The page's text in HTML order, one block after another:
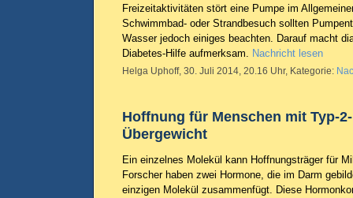
Freizeitaktivitäten stört eine Pumpe im
Schwimmbad- oder Strandbesuch sollten
Wasser jedoch einiges beachten. Darauf macht
Diabetes-Hilfe aufmerksam. Nachricht lesen
Helga Uphoff, 30. Juli 2014, 20.16 Uhr, Kategorie:
Hoffnung für Menschen mit Typ-
Übergewicht
Ein einzelnes Molekül kann Hoffnungsträger für
Forscher haben zwei Hormone, die im Darm
einzigen Molekül zusammenfügt. Diese